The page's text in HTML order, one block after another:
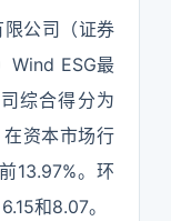
公司（证券
Wind ESG最
综合得分为
资本市场行
13.97%。环
和8.07。